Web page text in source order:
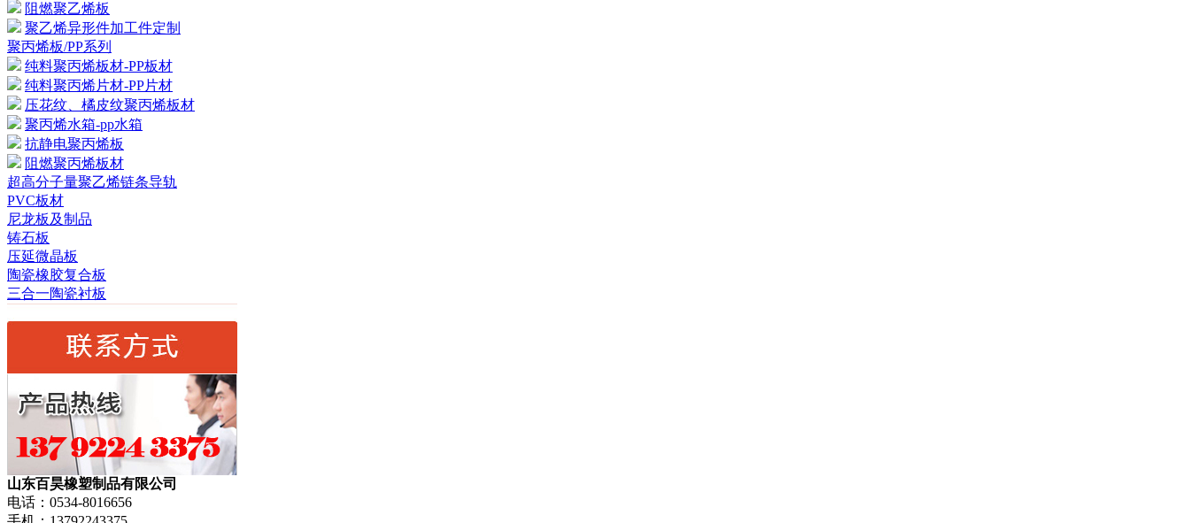
阻燃聚乙烯板
聚乙烯异形件加工件定制
聚丙烯板/PP系列
纯料聚丙烯板材-PP板材
纯料聚丙烯片材-PP片材
压花纹、橘皮纹聚丙烯板材
聚丙烯水箱-pp水箱
抗静电聚丙烯板
阻燃聚丙烯板材
超高分子量聚乙烯链条导轨
PVC板材
尼龙板及制品
铸石板
压延微晶板
陶瓷橡胶复合板
三合一陶瓷衬板
山东百昊橡塑制品有限公司
电话：0534-8016656